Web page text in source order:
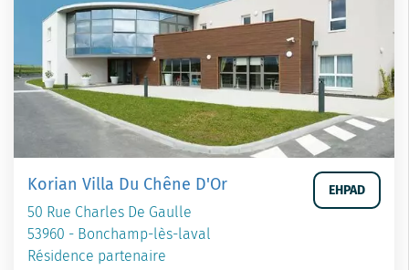
Korian Villa Du Chêne D'Or
50 Rue Charles De Gaulle
53960 - Bonchamp-lès-laval
Résidence partenaire
EHPAD